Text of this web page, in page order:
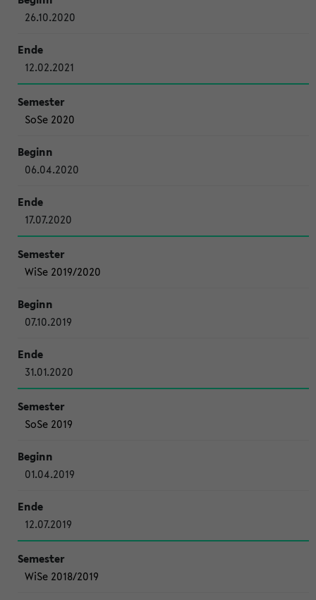
26.10.2020
12.02.2021
SoSe 2020
06.04.2020
17.07.2020
WiSe 2019/2020
07.10.2019
31.01.2020
SoSe 2019
01.04.2019
12.07.2019
WiSe 2018/2019